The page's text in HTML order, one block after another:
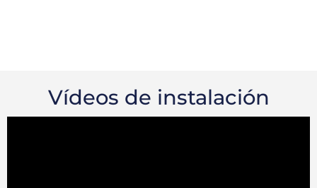
Vídeos de instalación